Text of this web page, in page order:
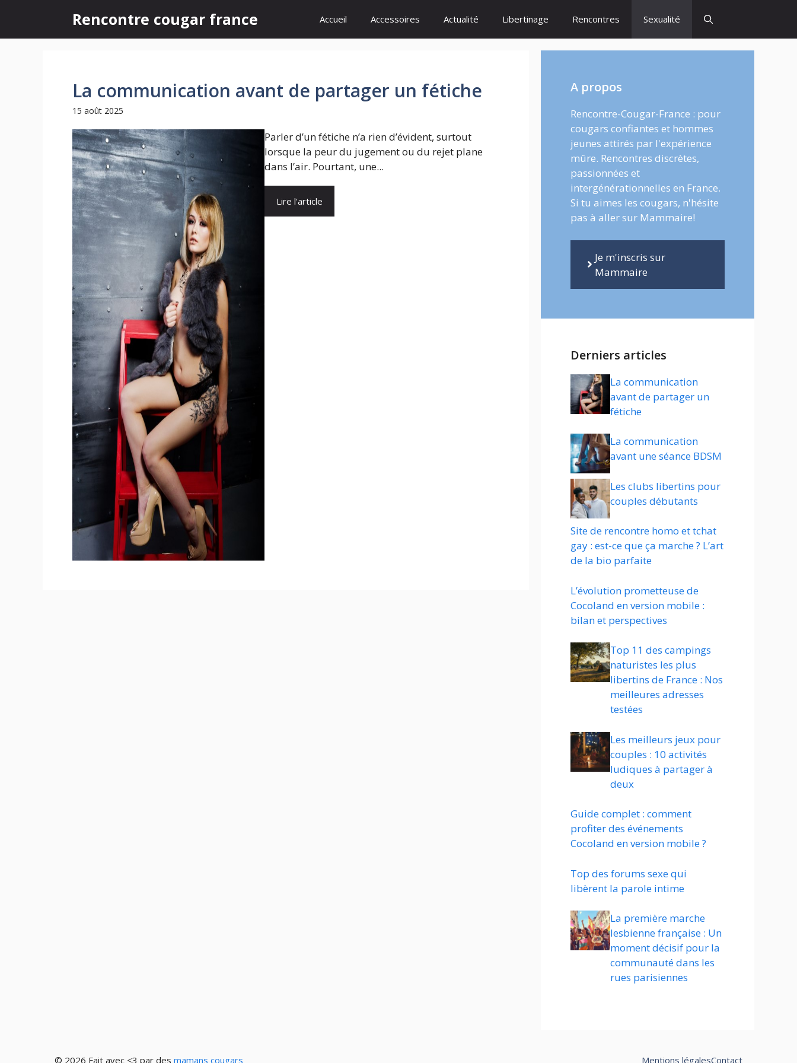
contenu
Rencontre cougar france Accueil Accessoires Actualité Libertinage Rencontres Sexualité
La communication avant de partager un fétiche
15 août 2025
Parler d’un fétiche n’a rien d’évident, surtout
lorsque la peur du jugement ou du rejet plane
dans l’air. Pourtant, une...
Lire l'article
A propos
Rencontre-Cougar-France : pour
cougars confiantes et hommes
jeunes attirés par l'expérience
mûre. Rencontres discrètes,
passionnées et
intergénérationnelles en France.
Si tu aimes les cougars, n'hésite
pas à aller sur Mammaire!
Je m'inscris sur
Mammaire
Derniers articles
La communication
avant de partager un
fétiche
La communication
avant une séance BDSM
Les clubs libertins pour
couples débutants
Site de rencontre homo et tchat
gay : est-ce que ça marche ? L’art
de la bio parfaite
L’évolution prometteuse de
Cocoland en version mobile :
bilan et perspectives
Top 11 des campings
naturistes les plus
libertins de France : Nos
meilleures adresses
testées
Les meilleurs jeux pour
couples : 10 activités
ludiques à partager à
deux
Guide complet : comment
profiter des événements
Cocoland en version mobile ?
Top des forums sexe qui
libèrent la parole intime
La première marche
lesbienne française : Un
moment décisif pour la
communauté dans les
rues parisiennes
© 2026 Fait avec <3 par des mamans cougars Mentions légalesContact